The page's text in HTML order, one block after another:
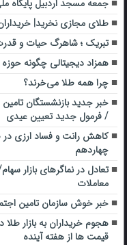
جمعه مسجد اردبیل پایگاه
طلای مجازی نخرید|
تبریک ؛ شاهرگ حیات و
همزاد دیجیتالی چگونه
چرا همه طلا می‌خرند؟
/ فرمول جدید تعیین عیدی
کاهش رانت و فساد ارزی
چهاردهم
تعادل در نماگر‌های بازار
معاملات
خبر خوش سازمان تامین
هجوم خریداران به بازار طلا
قیمت ها از هفته آینده